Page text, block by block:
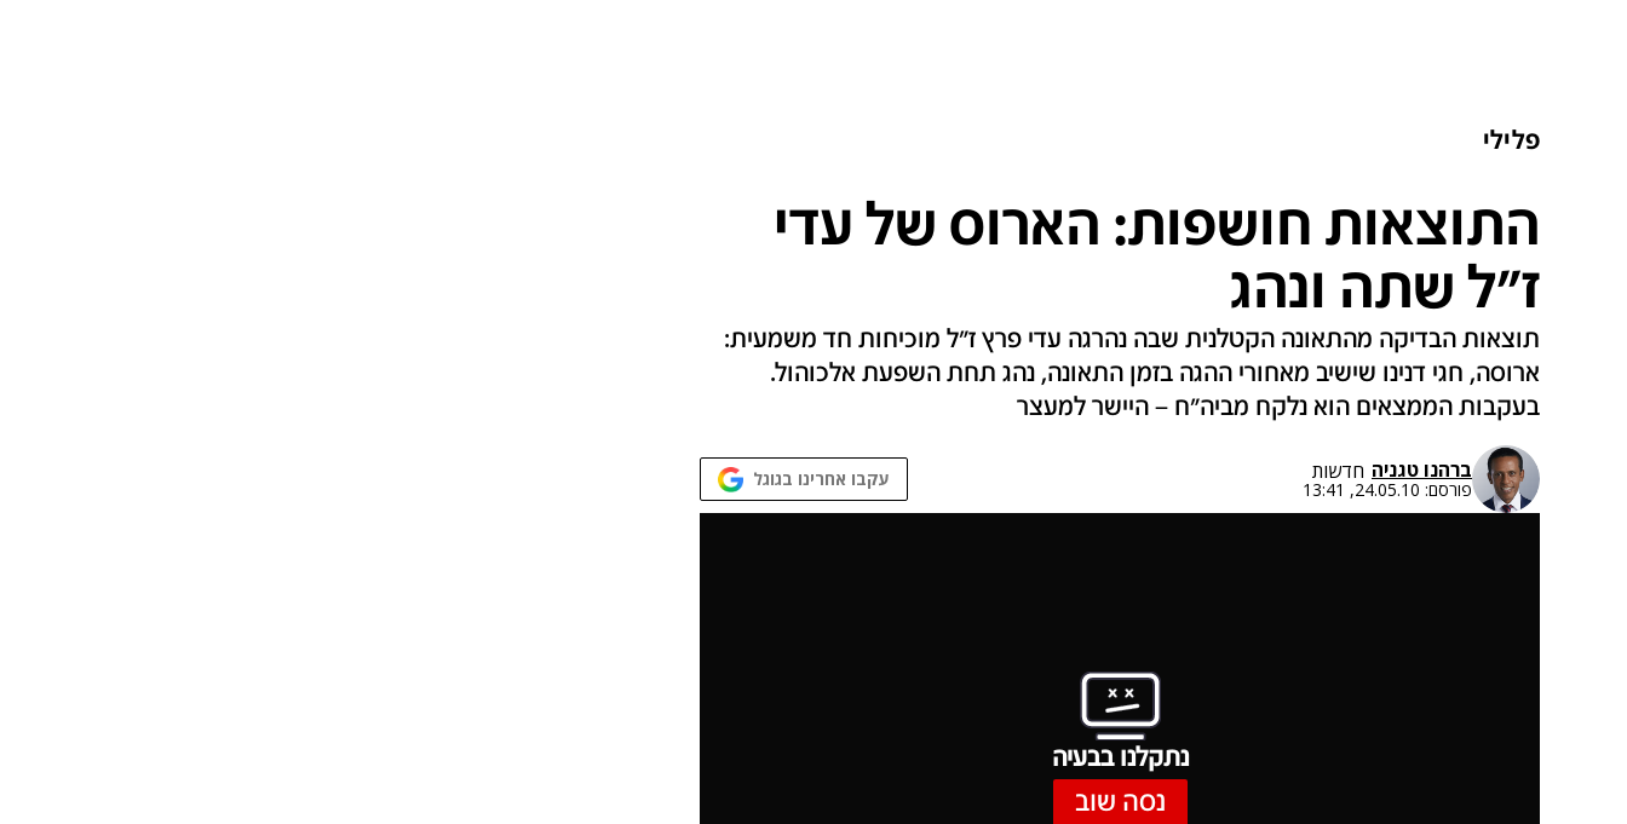
פלילי
התוצאות חושפות: הארוס של עדי
ז"ל שתה ונהג
תוצאות הבדיקה מהתאונה הקטלנית שבה נהרגה עדי פרץ ז"ל מוכיחות חד משמעית:
ארוסה, חגי דנינו שישיב מאחורי ההגה בזמן התאונה, נהג תחת השפעת אלכוהול.
בעקבות הממצאים הוא נלקח מביה"ח – היישר למעצר
ברהנו טגניה חדשות
פורסם: 24.05.10, 13:41 עקבו אחרינו בגוגל
נתקלנו בבעיה
נסה שוב